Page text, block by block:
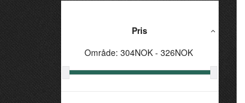
Pris
Område: 304NOK - 326NOK